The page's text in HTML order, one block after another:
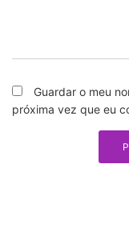
Guardar o meu
próxima vez que eu